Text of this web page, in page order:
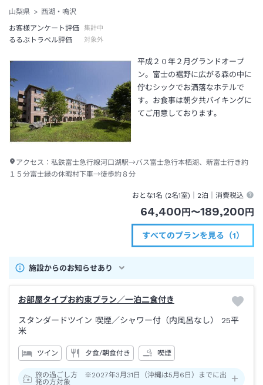
山梨県
西湖・鳴沢
お客様アンケート評価
集計中
るるぶトラベル評価 対象外
平成２０年２月グランドオープ
ン。富士の裾野に広がる森の中に
佇むシックでお洒落なホテルで
す。お食事は朝夕共バイキングに
てご用意しております。
アクセス： 私鉄富士急行線河口湖駅→バス富士急行本栖湖、新富士行き約
１５分富士緑の休暇村下車→徒歩約８分
おとな1名 (2名1室)｜ 2泊 ｜消費税込
64,400 円 〜189,200 円
すべてのプランを見る（1）
施設からのお知らせあり
お部屋タイプお約束プラン／一泊二食付き
スタンダードツイン 喫煙／シャワー付（内風呂なし） 25平
米
ツイン 夕食/朝食付き 喫煙
旅の過ごし方 ※2027年3月31日（沖縄は5月6日）までに出
発の方対象